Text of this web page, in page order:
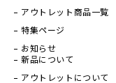
アウトレット商品一覧
特集ページ
お知らせ
新品について
アウトレットについて